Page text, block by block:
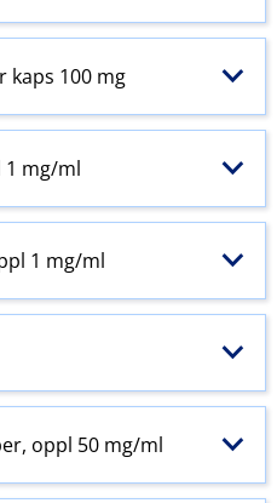
kaps 100 mg
1 mg/ml
1 mg/ml
oppl 50 mg/ml